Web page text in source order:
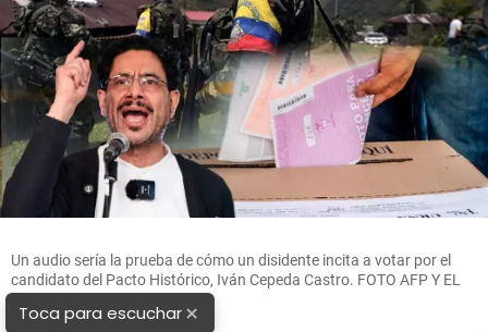
Un audio sería la prueba de cómo un disidente incita a votar por el
candidato del Pacto Histórico, Iván Cepeda Castro. FOTO AFP Y EL
COLOMBIANO
Toca para escuchar×